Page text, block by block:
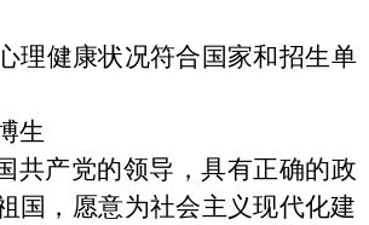
理健康状况符合国家和招生单
生
共产党的领导，具有正确的政
国，愿意为社会主义现代化建